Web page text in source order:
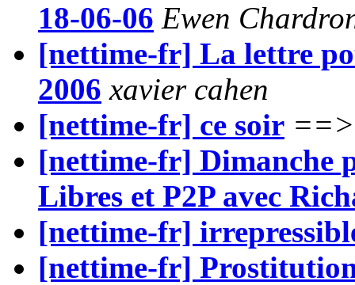
18-06-06 Ewen
[nettime-fr] La lettre
2006 xavier cahen
[nettime-fr] ce soir ==>
[nettime-fr] Dimanche
Libres et P2P avec
[nettime-fr]
[nettime-fr]